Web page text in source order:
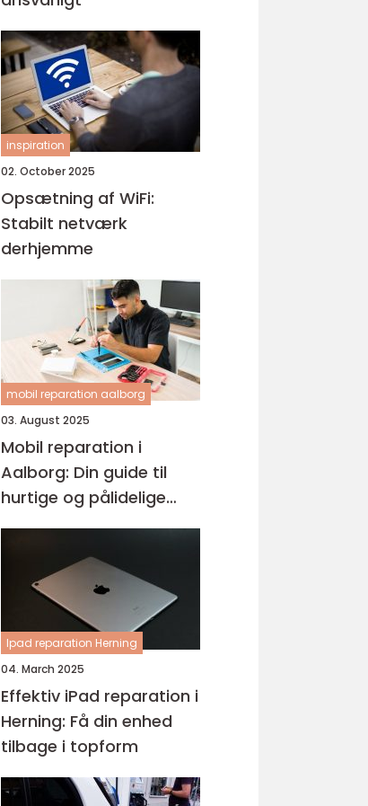
inspiration
02. October 2025
Opsætning af WiFi:
Stabilt netværk
derhjemme
mobil reparation aalborg
03. August 2025
Mobil reparation i
Aalborg: Din guide til
hurtige og pålidelige
løsninger
Ipad reparation Herning
04. March 2025
Effektiv iPad reparation i
Herning: Få din enhed
tilbage i topform